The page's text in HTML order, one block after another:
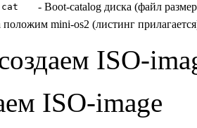
- Boot-catalog диска (файл
положим mini-os2 (листинг
ISO-
ISO-image